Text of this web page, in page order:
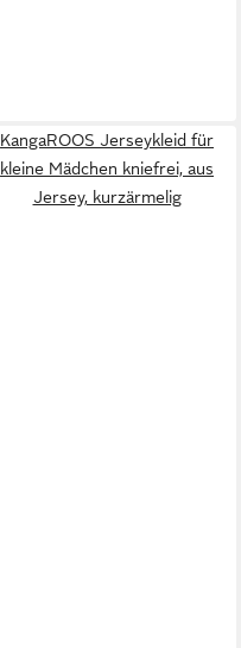
KangaROOS Jerseykleid für
kleine Mädchen kniefrei, aus
Jersey, kurzärmelig